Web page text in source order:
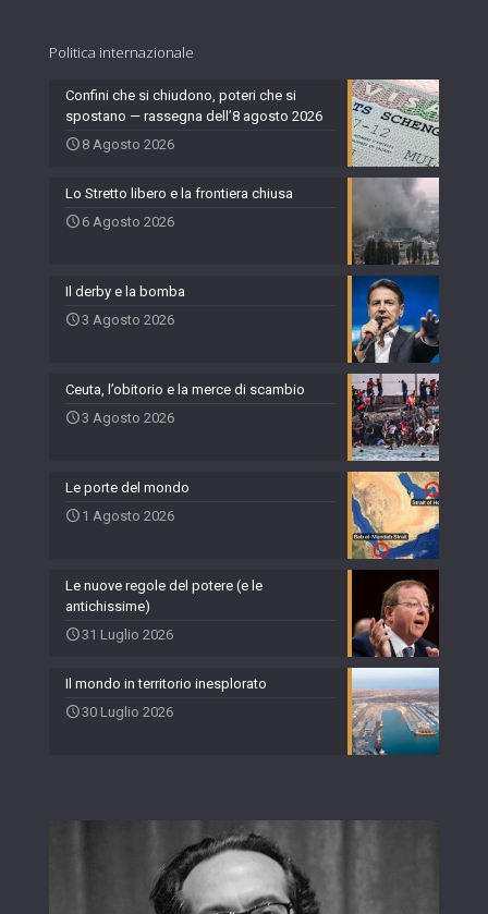
Politica internazionale
Confini che si chiudono, poteri che si
spostano — rassegna dell’8 agosto 2026
8 Agosto 2026
Lo Stretto libero e la frontiera chiusa
6 Agosto 2026
Il derby e la bomba
3 Agosto 2026
Ceuta, l’obitorio e la merce di scambio
3 Agosto 2026
Le porte del mondo
1 Agosto 2026
Le nuove regole del potere (e le
antichissime)
31 Luglio 2026
Il mondo in territorio inesplorato
30 Luglio 2026